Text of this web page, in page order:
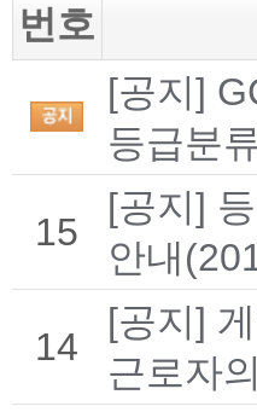
번호
[공지]
등급분
15
[공지]
안내
14
[공지]
근로자